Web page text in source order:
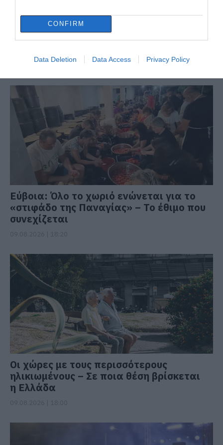
CONFIRM
Data Deletion Data Access Privacy Policy
ΔΙΑΒΑΣΤΕ ΕΠΙΣΗΣ
Εύβοια: Όλο το χωριό ενώνεται για το
«στιφάδο της Παναγίας» – Το έθιμο που
συνεχίζεται
Οι χώρες με τους περισσότερους
ηλικιωμένους – Σε ποια θέση βρίσκεται
η Ελλάδα